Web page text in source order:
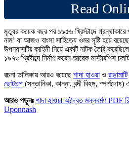
Read
মৃত্যুর কয়েক বছর পর ১৯৫৬ খ্রিস্টাব্দে
নাম’ যা আজও বাংলা সাহিত্যে ওমর সৃষ্টি হয়ে
উপন্যাসটির কাহিনী নিয়ে একটি নাটক তৈরি
১৯৭৩ খ্রিষ্টাব্দে নির্মাণ করেন আরেক মাস্টারপিস
রচনা তালিকায় আরও রয়েছেশাদা হাওয়া ও রাঙামাটি
ছোটগল্প (সন্তানিকা, কান্না, বন্দী বিহঙ্গ,
আরও পড়ুনঃশাদা হাওয়া অদ্বৈত মল্লবর্মণ
Uponnash